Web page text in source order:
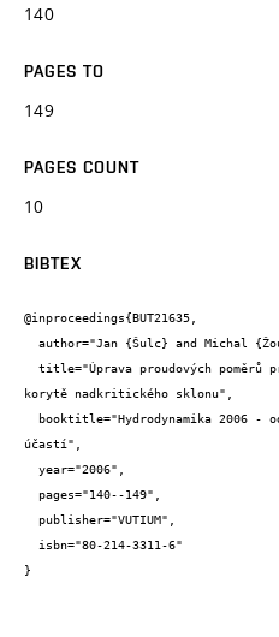
140
PAGES TO
149
PAGES COUNT
10
BIBTEX
@inproceedings{BUT21635,
korytě nadkritického sklonu",
účastí",
}